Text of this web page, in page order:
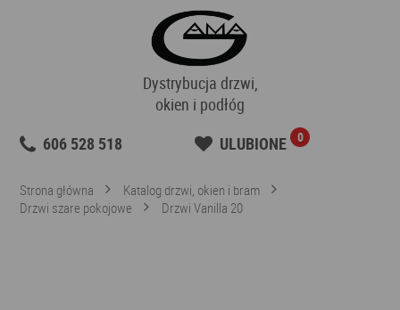
Dystrybucja drzwi,
okien i podłóg
606 528 518
ULUBIONE 0
Strona główna
Katalog drzwi, okien i bram
Drzwi szare pokojowe
Drzwi Vanilla 20